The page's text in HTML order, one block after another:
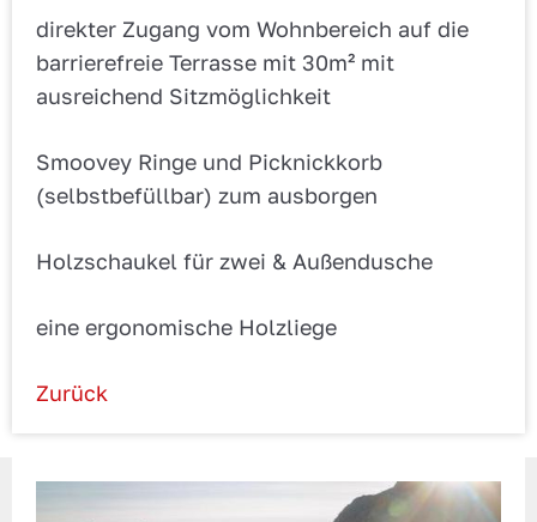
direkter Zugang vom Wohnbereich auf die
barrierefreie Terrasse mit 30m² mit
ausreichend Sitzmöglichkeit
Smoovey Ringe und Picknickkorb
(selbstbefüllbar) zum ausborgen
Holzschaukel für zwei & Außendusche
eine ergonomische Holzliege
Zurück